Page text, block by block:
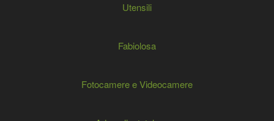
Utensili
Fabiolosa
Fotocamere e Videocamere